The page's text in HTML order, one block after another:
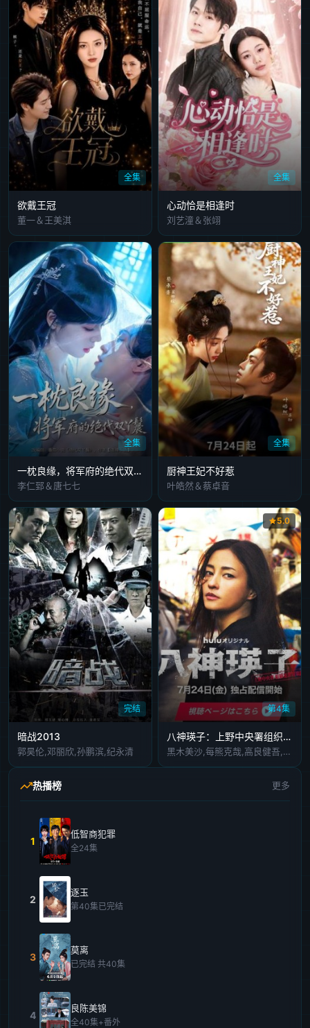
全集
欲戴王冠
董一＆王美淇
全集
心动恰是相逢时
刘艺潼＆张翊
全集
一枕良缘，将军府的绝代双丫鬟
李仁郅＆唐七七
全集
厨神王妃不好惹
叶皓然＆蔡卓音
完结
暗战2013
郭昊伦,邓丽欣,孙鹏滨,纪永清
第4集
5.0
八神瑛子：上野中央署组织犯罪对策课八神瑛子
黑木美沙,每熊克哉,高良健吾,池内博之,小岛健,藤木直人,奥田瑛二
热播榜 更多
1
低智商犯罪
全24集
2
逐玉
第40集已完结
3
莫离
已完结 共40集
4
良陈美锦
全40集+番外